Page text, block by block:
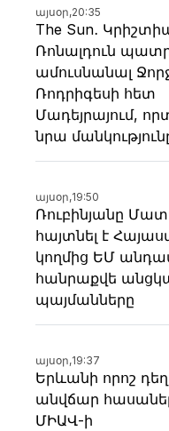
այսօր,20:35
The Sun․
Ռոնալդուն
ամուսնանալ
Ռոդրիգեսի հետ
Մադեյրայում,
նրա
այսօր,19:50
Ռուբինյանը
հայտնել է
կողմից ԵՄ
հանրաքվե
պայմանները
այսօր,19:37
Երևանի որոշ
անվճար
ՄԻԱՎ-ի